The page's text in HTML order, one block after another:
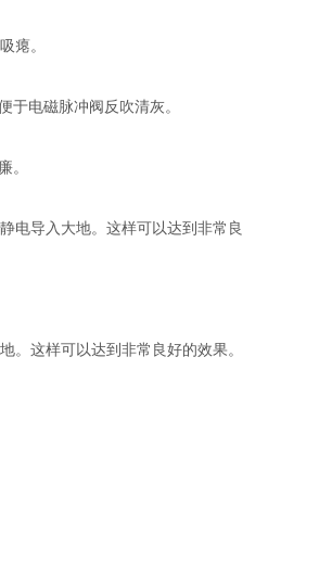
瘪。
电磁脉冲阀反吹清灰。
。
电导入大地。这样可以达到非常良
。这样可以达到非常良好的效果。